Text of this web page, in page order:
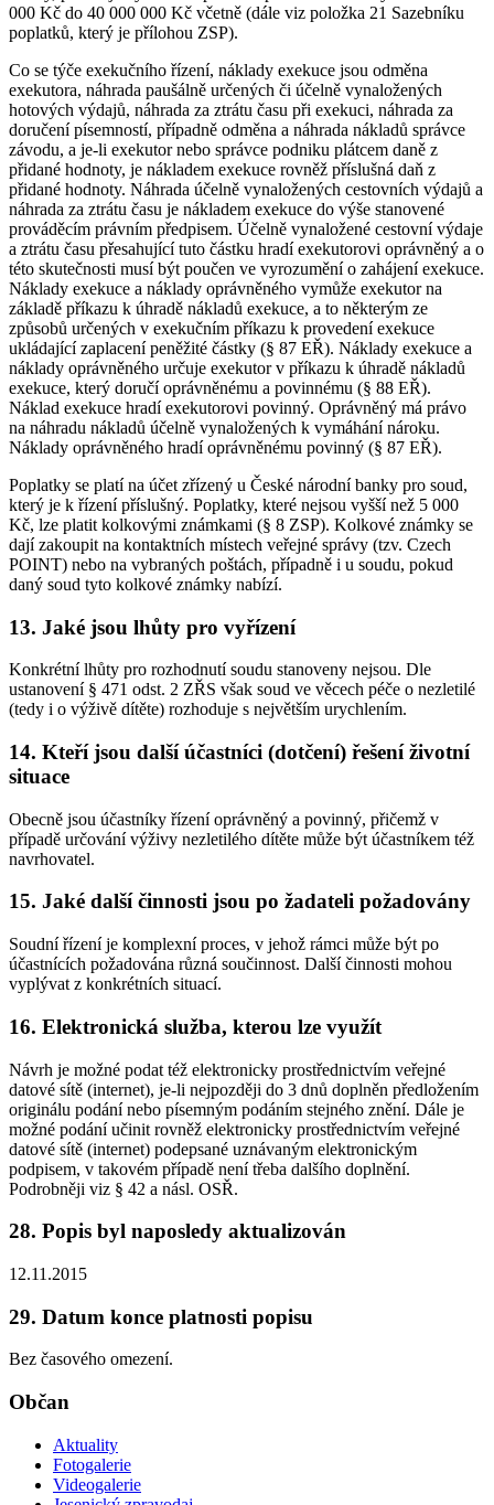
000 Kč do 40 000 000 Kč včetně (dále viz položka 21 Sazebníku
poplatků, který je přílohou ZSP).
Co se týče exekučního řízení, náklady exekuce jsou odměna
exekutora, náhrada paušálně určených či účelně vynaložených
hotových výdajů, náhrada za ztrátu času při exekuci, náhrada za
doručení písemností, případně odměna a náhrada nákladů správce
závodu, a je-li exekutor nebo správce podniku plátcem daně z
přidané hodnoty, je nákladem exekuce rovněž příslušná daň z
přidané hodnoty. Náhrada účelně vynaložených cestovních výdajů a
náhrada za ztrátu času je nákladem exekuce do výše stanovené
prováděcím právním předpisem. Účelně vynaložené cestovní výdaje
a ztrátu času přesahující tuto částku hradí exekutorovi oprávněný a o
této skutečnosti musí být poučen ve vyrozumění o zahájení exekuce.
Náklady exekuce a náklady oprávněného vymůže exekutor na
základě příkazu k úhradě nákladů exekuce, a to některým ze
způsobů určených v exekučním příkazu k provedení exekuce
ukládající zaplacení peněžité částky (§ 87 EŘ). Náklady exekuce a
náklady oprávněného určuje exekutor v příkazu k úhradě nákladů
exekuce, který doručí oprávněnému a povinnému (§ 88 EŘ).
Náklad exekuce hradí exekutorovi povinný. Oprávněný má právo
na náhradu nákladů účelně vynaložených k vymáhání nároku.
Náklady oprávněného hradí oprávněnému povinný (§ 87 EŘ).
Poplatky se platí na účet zřízený u České národní banky pro soud,
který je k řízení příslušný. Poplatky, které nejsou vyšší než 5 000
Kč, lze platit kolkovými známkami (§ 8 ZSP). Kolkové známky se
dají zakoupit na kontaktních místech veřejné správy (tzv. Czech
POINT) nebo na vybraných poštách, případně i u soudu, pokud
daný soud tyto kolkové známky nabízí.
13. Jaké jsou lhůty pro vyřízení
Konkrétní lhůty pro rozhodnutí soudu stanoveny nejsou. Dle
ustanovení § 471 odst. 2 ZŘS však soud ve věcech péče o nezletilé
(tedy i o výživě dítěte) rozhoduje s největším urychlením.
14. Kteří jsou další účastníci (dotčení) řešení životní
situace
Obecně jsou účastníky řízení oprávněný a povinný, přičemž v
případě určování výživy nezletilého dítěte může být účastníkem též
navrhovatel.
15. Jaké další činnosti jsou po žadateli požadovány
Soudní řízení je komplexní proces, v jehož rámci může být po
účastnících požadována různá součinnost. Další činnosti mohou
vyplývat z konkrétních situací.
16. Elektronická služba, kterou lze využít
Návrh je možné podat též elektronicky prostřednictvím veřejné
datové sítě (internet), je-li nejpozději do 3 dnů doplněn předložením
originálu podání nebo písemným podáním stejného znění. Dále je
možné podání učinit rovněž elektronicky prostřednictvím veřejné
datové sítě (internet) podepsané uznávaným elektronickým
podpisem, v takovém případě není třeba dalšího doplnění.
Podrobněji viz § 42 a násl. OSŘ.
28. Popis byl naposledy aktualizován
12.11.2015
29. Datum konce platnosti popisu
Bez časového omezení.
Občan
Aktuality
Fotogalerie
Videogalerie